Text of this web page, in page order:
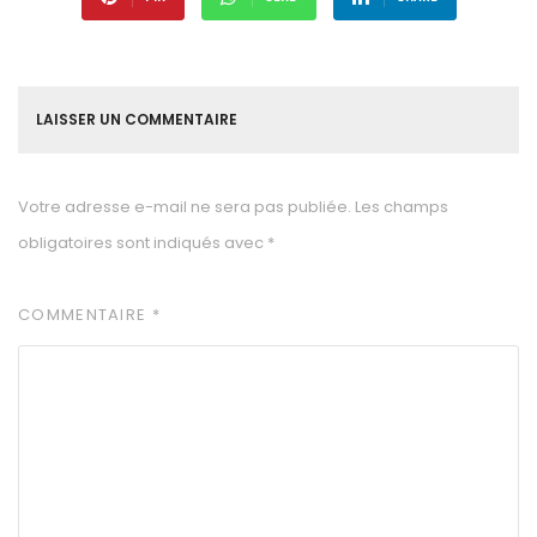
LAISSER UN COMMENTAIRE
Votre adresse e-mail ne sera pas publiée. Les champs
obligatoires sont indiqués avec *
COMMENTAIRE *